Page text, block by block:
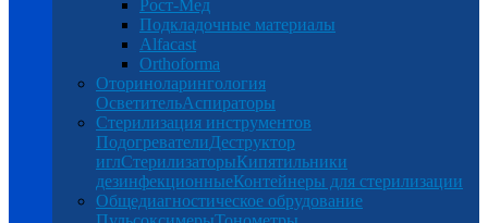
Рост-Мед
Подкладочные материалы
Alfacast
Orthoforma
Оториноларингология
ОсветительАспираторы
Стерилизация инструментов
ПодогревателиДеструктор
иглСтерилизаторыКипятильники
дезинфекционныеКонтейнеры для стерилизации
Общедиагностическое обрудование